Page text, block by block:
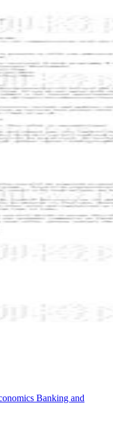
Banking and